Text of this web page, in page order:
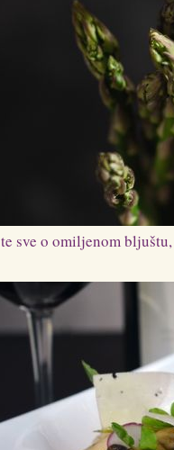
sve o omiljenom